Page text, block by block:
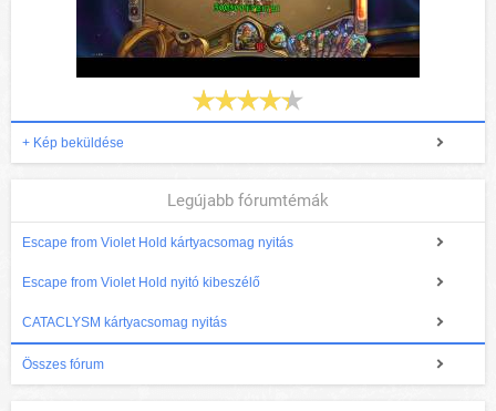
+ Kép beküldése
Legújabb fórumtémák
Escape from Violet Hold kártyacsomag nyitás
Escape from Violet Hold nyitó kibeszélő
CATACLYSM kártyacsomag nyitás
Összes fórum